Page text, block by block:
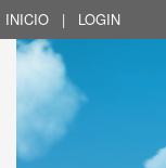
INICIO | LOGIN